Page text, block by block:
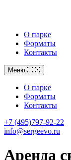
О парке
Форматы
Контакты
Меню
О парке
Форматы
Контакты
+7 (495)797-92-22
info@sergeevo.ru
Аренда